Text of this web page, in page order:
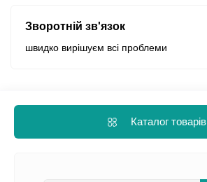
Зворотній зв'язок
швидко вирішуєм всі проблеми
Каталог товарів